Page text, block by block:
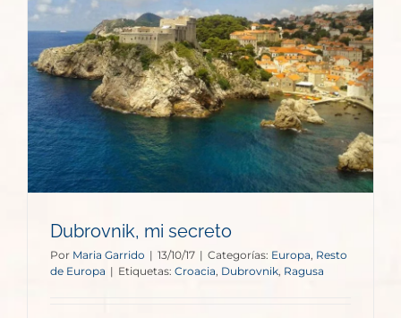
Dubrovnik, mi secreto
Por Maria Garrido | 13/10/17 | Categorías: Europa, Resto
de Europa | Etiquetas: Croacia, Dubrovnik, Ragusa